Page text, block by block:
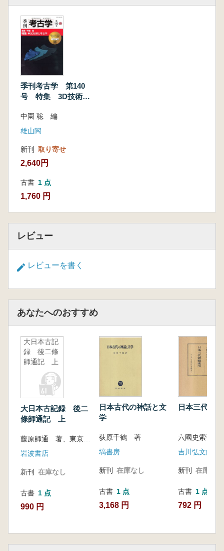
季刊考古学 第140
号 特集 3D技術と
中園 聡 編
雄山閣
新刊 取り寄せ
2,640円
古書 1 点
1,760 円
レビュー
レビューを書く
あなたへのおすすめ
大日本古記
録 後二條
師通記 上
大日本古記録 後二
條師通記 上
岩波書店
新刊 在庫なし
古書 1 点
990 円
日本古代の神話と文
学
荻原千鶴 著
塙書房
新刊 在庫なし
古書 1 点
3,168 円
日本三代實
六國史索引
吉川弘文館
新刊 在庫なし
古書 1 点
792 円